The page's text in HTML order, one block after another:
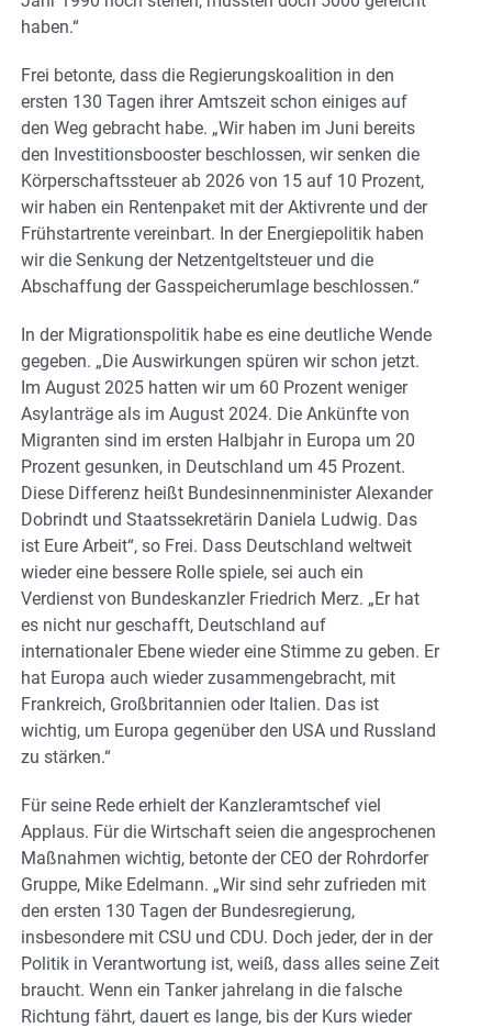
haben.“
Frei betonte, dass die Regierungskoalition in den
ersten 130 Tagen ihrer Amtszeit schon einiges auf
den Weg gebracht habe. „Wir haben im Juni bereits
den Investitionsbooster beschlossen, wir senken die
Körperschaftssteuer ab 2026 von 15 auf 10 Prozent,
wir haben ein Rentenpaket mit der Aktivrente und der
Frühstartrente vereinbart. In der Energiepolitik haben
wir die Senkung der Netzentgeltsteuer und die
Abschaffung der Gasspeicherumlage beschlossen.“
In der Migrationspolitik habe es eine deutliche Wende
gegeben. „Die Auswirkungen spüren wir schon jetzt.
Im August 2025 hatten wir um 60 Prozent weniger
Asylanträge als im August 2024. Die Ankünfte von
Migranten sind im ersten Halbjahr in Europa um 20
Prozent gesunken, in Deutschland um 45 Prozent.
Diese Differenz heißt Bundesinnenminister Alexander
Dobrindt und Staatssekretärin Daniela Ludwig. Das
ist Eure Arbeit“, so Frei. Dass Deutschland weltweit
wieder eine bessere Rolle spiele, sei auch ein
Verdienst von Bundeskanzler Friedrich Merz. „Er hat
es nicht nur geschafft, Deutschland auf
internationaler Ebene wieder eine Stimme zu geben. Er
hat Europa auch wieder zusammengebracht, mit
Frankreich, Großbritannien oder Italien. Das ist
wichtig, um Europa gegenüber den USA und Russland
zu stärken.“
Für seine Rede erhielt der Kanzleramtschef viel
Applaus. Für die Wirtschaft seien die angesprochenen
Maßnahmen wichtig, betonte der CEO der Rohrdorfer
Gruppe, Mike Edelmann. „Wir sind sehr zufrieden mit
den ersten 130 Tagen der Bundesregierung,
insbesondere mit CSU und CDU. Doch jeder, der in der
Politik in Verantwortung ist, weiß, dass alles seine Zeit
braucht. Wenn ein Tanker jahrelang in die falsche
Richtung fährt, dauert es lange, bis der Kurs wieder